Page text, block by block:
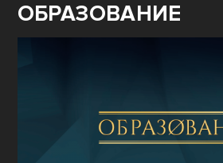
ОБРАЗОВАНИЕ